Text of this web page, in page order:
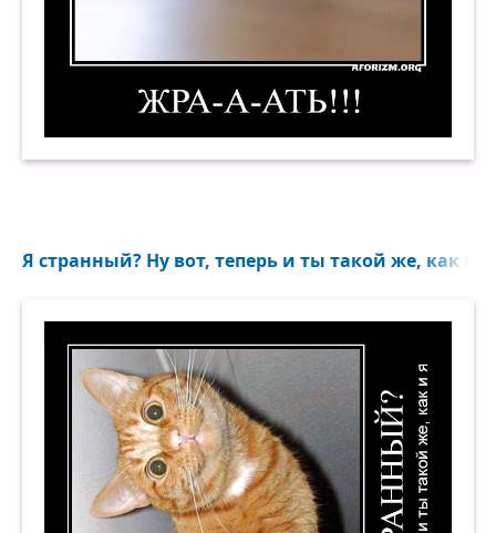
Я странный? Ну вот, теперь и ты такой же, как и